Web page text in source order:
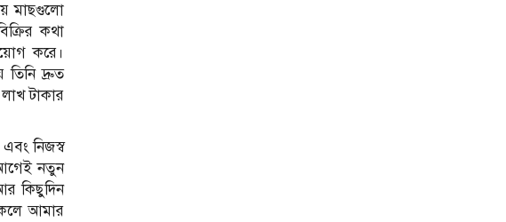
মাছগুলো
কথা
করে।
তিনি দ্রুত
টাকার
নিজস্ব
আগেই নতুন
কিছুদিন
আমার